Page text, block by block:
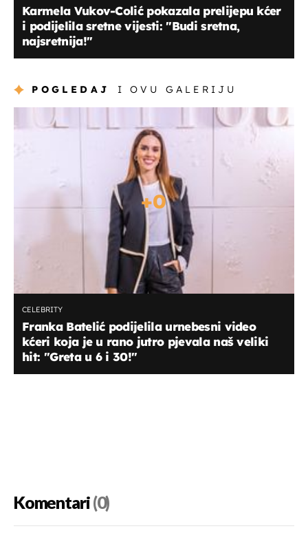
Karmela Vukov-Colić pokazala prelijepu kćer
i podijelila sretne vijesti: "Budi sretna,
najsretnija!"
POGLEDAJ I OVU GALERIJU
+0
CELEBRITY
Franka Batelić podijelila urnebesni video
kćeri koja je u rano jutro pjevala naš veliki
hit: ''Greta u 6 i 30!''
Komentari(0)